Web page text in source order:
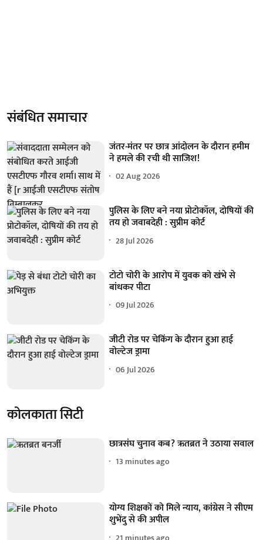
संबंधित समाचार
जंतर-मंतर पर छात्र आंदोलन के दौरान हमीम
ने हमले की रची थी साजिश!
02 Aug 2026
पुलिस के लिए बने नया प्रोटोकॉल, दोषियों की
तय हो जवाबदेही : सुप्रीम कोर्ट
28 Jul 2026
टोटो चोरी के आरोप में युवक को खंभे से
बांधकर पीटा
09 Jul 2026
जीटी रोड पर चेकिंग के दौरान हुआ हाई
वोल्टेज ड्रामा
06 Jul 2026
कोलकाता सिटी
छात्रसंघ चुनाव कब? ऋतब्रत ने उठाया सवाल
13 minutes ago
योग्य शिक्षकों को मिले न्याय, कांग्रेस ने सीएम
शुभेंदु से की अपील